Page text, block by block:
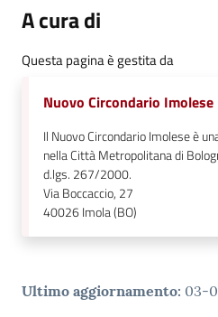
A cura di
Questa pagina è gestita da
Nuovo Circondario Imolese
Il Nuovo Circondario Imolese è
nella Città Metropolitana di
d.lgs. 267/2000.
Via Boccaccio, 27
40026Imola (BO)
Ultimo aggiornamento: 03-